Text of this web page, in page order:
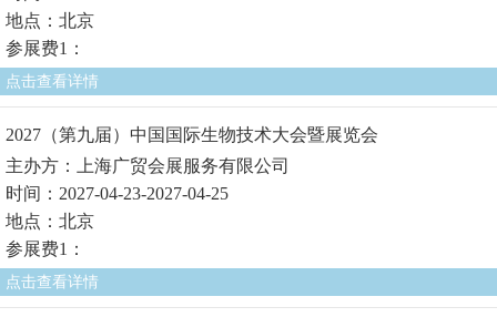
地点：北京
参展费1：
点击查看详情
2027（第九届）中国国际生物技术大会暨展览会
主办方：上海广贸会展服务有限公司
时间：2027-04-23-2027-04-25
地点：北京
参展费1：
点击查看详情